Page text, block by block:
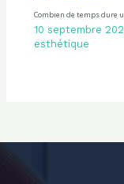
Combien de temps dure
10 septembre
esthétique